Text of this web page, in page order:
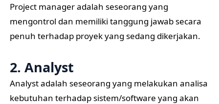
Project manager adalah seseorang yang
mengontrol dan memiliki tanggung jawab secara
penuh terhadap proyek yang sedang dikerjakan.
2. Analyst
Analyst adalah seseorang yang melakukan analisa
kebutuhan terhadap sistem/software yang akan